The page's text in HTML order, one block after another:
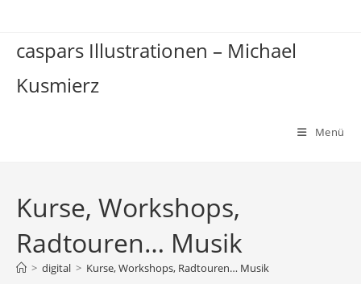
springen
caspars Illustrationen – Michael
Kusmierz
Menü
Kurse, Workshops,
Radtouren… Musik
> digital > Kurse, Workshops, Radtouren… Musik